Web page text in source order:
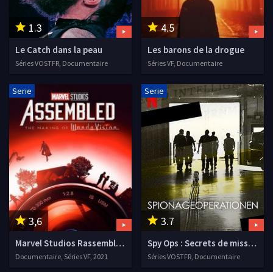
1.3
Le Catch dans la peau
Séries VOSTFR, Documentaire
4.5
Les barons de la drogue
Séries VF, Documentaire
3,6
Serie
Marvel Studios Rassemblement
Documentaire, Séries VF, 2021
3.7
Serie
Spy Ops : Secrets de missions
Séries VOSTFR, Documentaire